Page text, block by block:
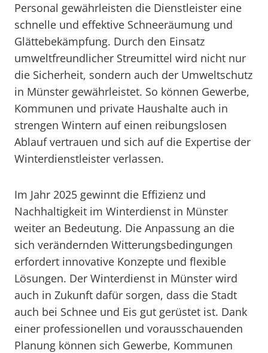
Personal gewährleisten die Dienstleister eine
schnelle und effektive Schneeräumung und
Glättebekämpfung. Durch den Einsatz
umweltfreundlicher Streumittel wird nicht nur
die Sicherheit, sondern auch der Umweltschutz
in Münster gewährleistet. So können Gewerbe,
Kommunen und private Haushalte auch in
strengen Wintern auf einen reibungslosen
Ablauf vertrauen und sich auf die Expertise der
Winterdienstleister verlassen.
Im Jahr 2025 gewinnt die Effizienz und
Nachhaltigkeit im Winterdienst in Münster
weiter an Bedeutung. Die Anpassung an die
sich verändernden Witterungsbedingungen
erfordert innovative Konzepte und flexible
Lösungen. Der Winterdienst in Münster wird
auch in Zukunft dafür sorgen, dass die Stadt
auch bei Schnee und Eis gut gerüstet ist. Dank
einer professionellen und vorausschauenden
Planung können sich Gewerbe, Kommunen